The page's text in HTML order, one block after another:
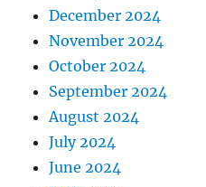
December 2024
November 2024
October 2024
September 2024
August 2024
July 2024
June 2024